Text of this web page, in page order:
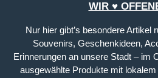
WIR ♥
Nur hier gibt’s besondere Artikel
Souvenirs, Geschenkideen,
Erinnerungen an unsere Stadt – im
ausgewählte Produkte mit